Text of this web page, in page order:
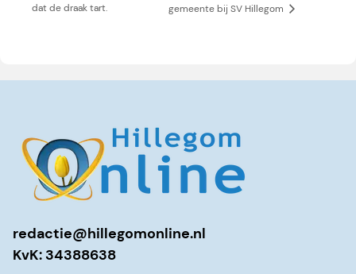
dat de draak tart.
gemeente bij SV Hillegom
redactie@hillegomonline.nl
KvK: 34388638